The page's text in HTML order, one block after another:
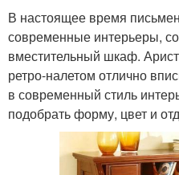
В настоящее время
современные интерьеры,
вместительный шкаф.
ретро-налетом отлично
в современный стиль
подобрать форму, цвет и